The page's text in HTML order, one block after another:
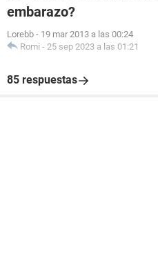
embarazo?
Lorebb - 19 mar 2013 a las 00:24
Romi - 25 sep 2023 a las 01:21
85 respuestas